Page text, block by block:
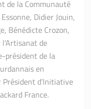
de la Communauté
Didier Jouin,
Bénédicte Crozon,
l'Artisanat de
président de la
en
d’Initiative
France.